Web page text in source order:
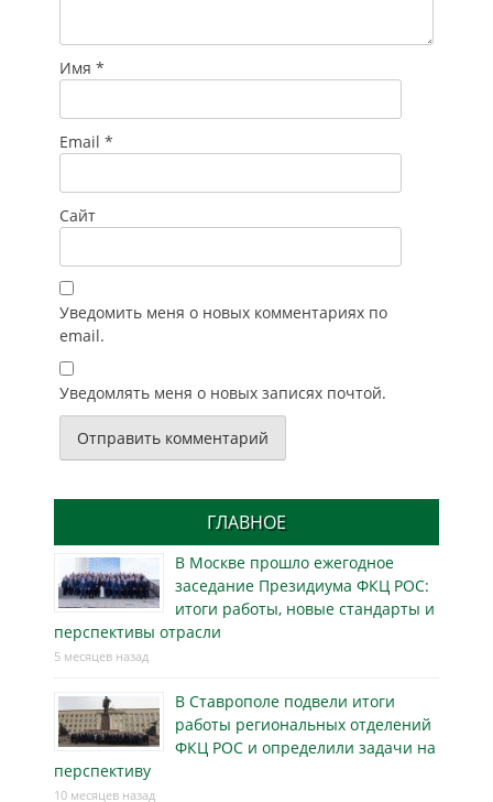
Имя *
Email *
Сайт
Уведомить меня о новых комментариях по
email.
Уведомлять меня о новых записях почтой.
ГЛАВНОЕ
В Москве прошло ежегодное
заседание Президиума ФКЦ РОС:
итоги работы, новые стандарты и
перспективы отрасли
5 месяцев назад
В Ставрополе подвели итоги
работы региональных отделений
ФКЦ РОС и определили задачи на
перспективу
10 месяцев назад